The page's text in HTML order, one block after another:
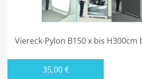
PROJEKTIERUNG
VIERECK PYLONE B125CM
Viereck-Pylon B150 x bis
35,00€